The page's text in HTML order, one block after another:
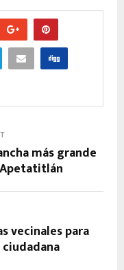
más grande
vecinales para